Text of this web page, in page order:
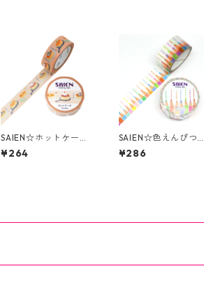
SAIEN☆ホットケーキ
☆UR-0262☆マスキ
ングテープ
¥264
SAIEN☆色えんぴつ☆
UR-4002☆20ｍｍ☆
マスキングテープ
¥286